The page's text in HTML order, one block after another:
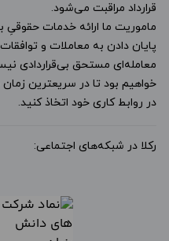
قرارداد مراقبت می‌شود.
ماموریت ما ارائه خدمات حقوقیِ
پایان دادن به معاملات و
معامله‌ای مستحق بی‌قراردادی
خواهیم بود تا در سریعترین
در روابط کاری خود اتخاذ کنید.
رکلا در شبکه‌های اجتماعی: